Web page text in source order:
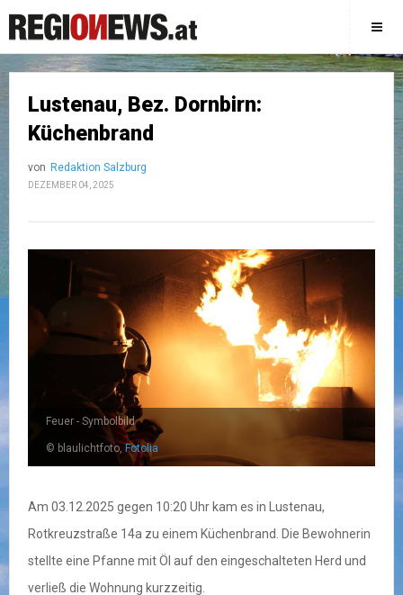
Lustenau, Bez. Dornbirn:
Küchenbrand
von Redaktion Salzburg
DEZEMBER 04, 2025
Feuer - Symbolbild
© blaulichtfoto, Fotolia
Am 03.12.2025 gegen 10:20 Uhr kam es in Lustenau,
Rotkreuzstraße 14a zu einem Küchenbrand. Die Bewohnerin
stellte eine Pfanne mit Öl auf den eingeschalteten Herd und
verließ die Wohnung kurzzeitig.